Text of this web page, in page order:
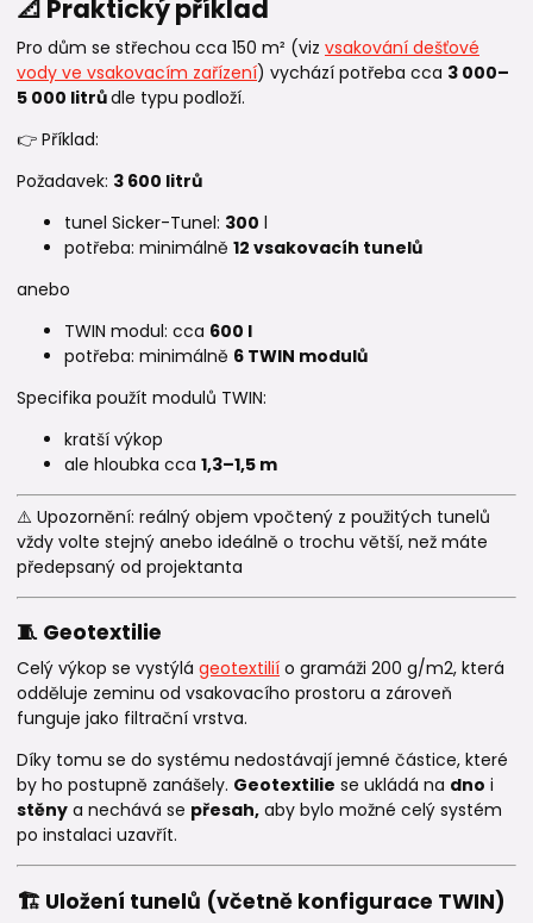
📐 Praktický příklad
Pro dům se střechou cca 150 m² (viz vsakování dešťové
vody ve vsakovacím zařízení) vychází potřeba cca 3 000–
5 000 litrůdle typu podloží.
👉 Příklad:
Požadavek: 3 600 litrů
tunel Sicker-Tunel: 300 l
potřeba: minimálně 12 vsakovacíh tunelů
anebo
TWIN modul: cca 600 l
potřeba: minimálně 6 TWIN modulů
Specifika použít modulů TWIN:
kratší výkop
ale hloubka cca 1,3–1,5 m
⚠️ Upozornění: reálný objem vpočtený z použitých tunelů
vždy volte stejný anebo ideálně o trochu větší, než máte
předepsaný od projektanta
🧵 Geotextilie
Celý výkop se vystýlá geotextilií o gramáži 200 g/m2, která
odděluje zeminu od vsakovacího prostoru a zároveň
funguje jako filtrační vrstva.
Díky tomu se do systému nedostávají jemné částice, které
by ho postupně zanášely. Geotextilie se ukládá na dno i
stěny a nechává se přesah, aby bylo možné celý systém
po instalaci uzavřít.
🏗️ Uložení tunelů (včetně konfigurace TWIN)